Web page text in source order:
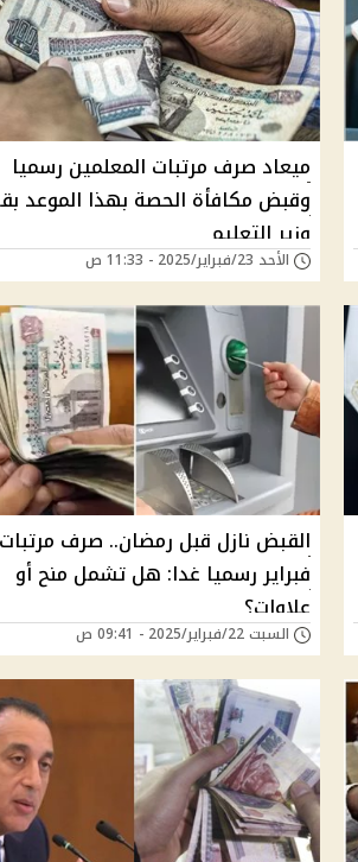
ميعاد صرف مرتبات المعلمين رسميا
وقبض مكافأة الحصة بهذا الموعد
وزير التعليم
الأحد 23/فبراير/2025 - 11:33 ص
القبض نازل قبل رمضان.. صرف مرتبات
فبراير رسميا غدا: هل تشمل منح أو
علاوات؟
السبت 22/فبراير/2025 - 09:41 ص